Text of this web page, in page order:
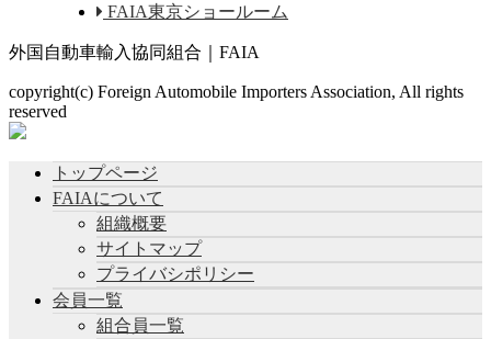
FAIA東京ショールーム
外国自動車輸入協同組合｜FAIA
copyright(c) Foreign Automobile Importers Association, All rights
reserved
トップページ
FAIAについて
組織概要
サイトマップ
プライバシポリシー
会員一覧
組合員一覧